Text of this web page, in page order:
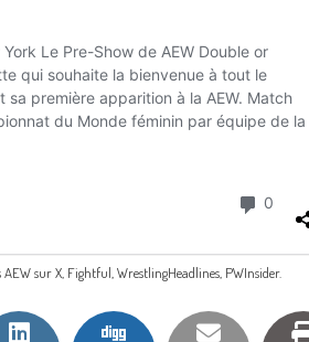
sur X, Fightful, WrestlingHeadlines, PWInsider.